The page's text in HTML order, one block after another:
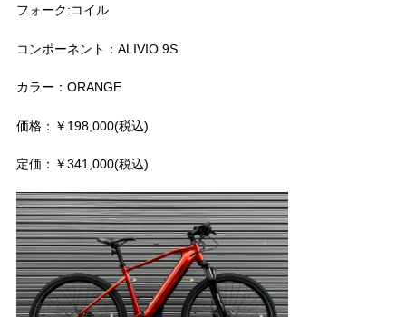
フォーク:コイル
コンポーネント：ALIVIO 9S
カラー：ORANGE
価格：￥198,000(税込)
定価：￥341,000(税込)